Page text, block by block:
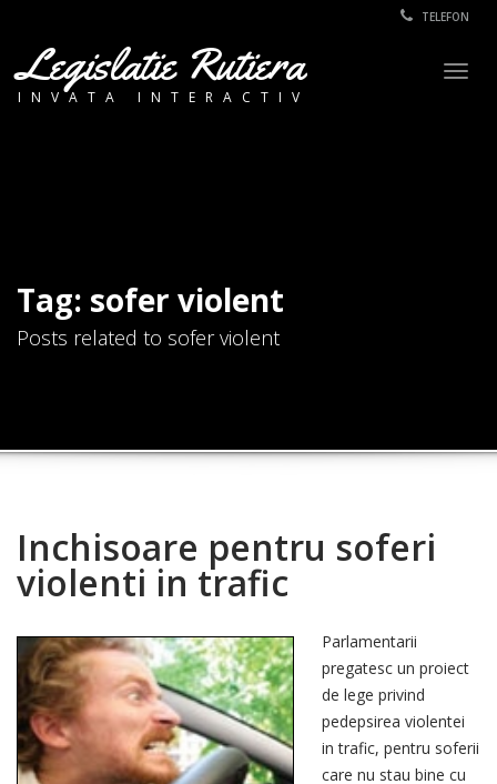
TELEFON
Legislatie Rutiera
INVATA INTERACTIV
Tag: sofer violent
Posts related to sofer violent
Inchisoare pentru soferi
violenti in trafic
Parlamentarii
pregatesc un proiect
de lege privind
pedepsirea violentei
in trafic, pentru soferii
care nu stau bine cu